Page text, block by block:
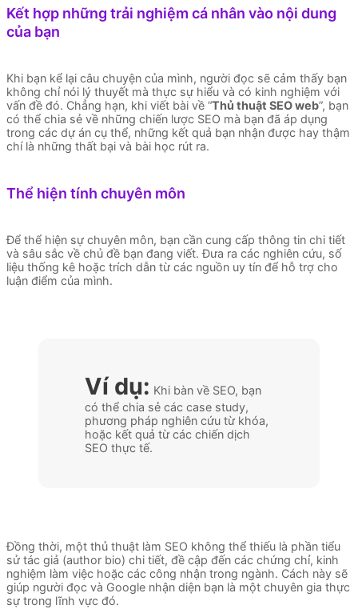
Kết hợp những trải nghiệm cá nhân vào nội dung
của bạn
Khi bạn kể lại câu chuyện của mình, người đọc sẽ cảm thấy bạn
không chỉ nói lý thuyết mà thực sự hiểu và có kinh nghiệm với
vấn đề đó. Chẳng hạn, khi viết bài về “Thủ thuật SEO web”, bạn
có thể chia sẻ về những chiến lược SEO mà bạn đã áp dụng
trong các dự án cụ thể, những kết quả bạn nhận được hay thậm
chí là những thất bại và bài học rút ra.
Thể hiện tính chuyên môn
Để thể hiện sự chuyên môn, bạn cần cung cấp thông tin chi tiết
và sâu sắc về chủ đề bạn đang viết. Đưa ra các nghiên cứu, số
liệu thống kê hoặc trích dẫn từ các nguồn uy tín để hỗ trợ cho
luận điểm của mình.
Ví dụ: Khi bàn về SEO, bạn
có thể chia sẻ các case study,
phương pháp nghiên cứu từ khóa,
hoặc kết quả từ các chiến dịch
SEO thực tế.
Đồng thời, một thủ thuật làm SEO không thể thiếu là phần tiểu
sử tác giả (author bio) chi tiết, đề cập đến các chứng chỉ, kinh
nghiệm làm việc hoặc các công nhận trong ngành. Cách này sẽ
giúp người đọc và Google nhận diện bạn là một chuyên gia thực
sự trong lĩnh vực đó.